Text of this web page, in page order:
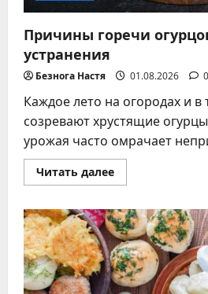
Причины горечи
устранения
Безнога Настя 01.08.2026 0
Каждое лето на огородах и в
созревают хрустящие
урожая часто омрачает
Читать далееПрочитать
больше
горечи
огурцов
и
способы
её
устранения